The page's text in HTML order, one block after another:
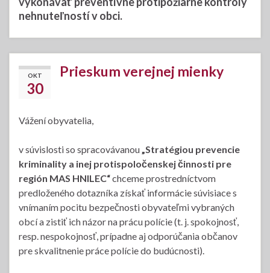
nehnuteľností v obci.
OKT
30
Prieskum verejnej mienky
Vážení obyvatelia,
v súvislosti so spracovávanou„Stratégiou prevencie
kriminality a inej protispoločenskej činnosti pre
región MAS HNILEC“chceme prostredníctvom
predloženého dotazníka získať informácie súvisiace s
vnímaním pocitu bezpečnosti obyvateľmi vybraných
obcí a zistiť ich názor na prácu polície (t. j. spokojnosť,
resp. nespokojnosť, prípadne aj odporúčania občanov
pre skvalitnenie práce polície do budúcnosti).